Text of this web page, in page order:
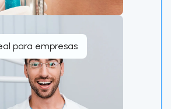
para empresas